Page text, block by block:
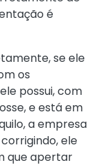
é
se ele
os
possui, com
e está em
a empresa
ele
que apertar